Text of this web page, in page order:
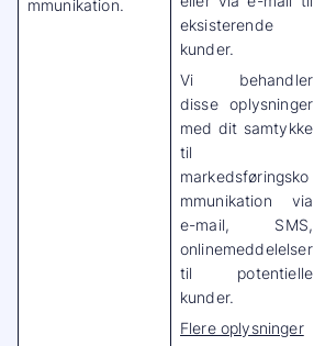
mmunikation.
eksisterende
kunder.
Vi behandler
disse oplysninger
med dit samtykke
til
markedsføringsko
mmunikation via
e-mail, SMS,
onlinemeddelelser
til potentielle
kunder.
Flere oplysninger